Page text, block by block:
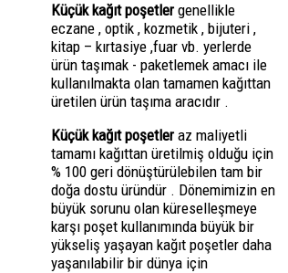
Küçük kağıt poşetlergenellikle
eczane , optik , kozmetik , bijuteri ,
kitap – kırtasiye ,fuar vb. yerlerde
ürün taşımak - paketlemek amacı ile
kullanılmakta olan tamamen kağıttan
üretilen ürün taşıma aracıdır .
Küçük kağıt poşetleraz maliyetli
tamamı kağıttan üretilmiş olduğu için
% 100 geri dönüştürülebilen tam bir
doğa dostu üründür . Dönemimizin en
büyük sorunu olan küreselleşmeye
karşı poşet kullanımında büyük bir
yükseliş yaşayan kağıt poşetler daha
yaşanılabilir bir dünya için